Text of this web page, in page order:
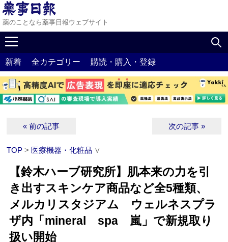
薬のことなら薬事日報ウェブサイト
新着 全カテゴリー 購読・購入・登録
« 前の記事 次の記事 »
TOP > 医療機器・化粧品 ∨
【鈴木ハーブ研究所】肌本来の力を引
き出すスキンケア商品など全5種類、
メルカリスタジアム ウェルネスプラ
ザ内「mineral spa 嵐」で新規取り
扱い開始